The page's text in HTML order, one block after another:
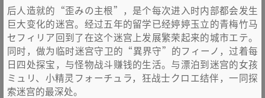
后人造就的“歪みの主根”，是个每次进入时内部都会发生
巨大变化的迷宫。经过五年的留学已经婷婷玉立的青梅竹马
セフィリア回到了在这个迷宫上发展繁荣起来的城市エテ。
同时，做为临时迷宫守卫的“異界守”的フィーノ，过着每
日四处探宝，与怪物战斗赚钱的生活。与漂泊到迷宫的女孩
ミュリ、小精灵フォーチュラ，狂战士クロエ结伴，一同探
索迷宫的最深处。